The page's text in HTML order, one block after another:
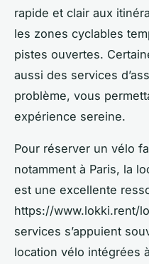
rapide et clair aux
les zones cyclables
pistes ouvertes.
aussi des services
problème, vous
expérience sereine.
Pour réserver un vélo
notamment à Paris, la
est une excellente
https://www.lokki.rent/
services s’appuient
location vélo intégrées